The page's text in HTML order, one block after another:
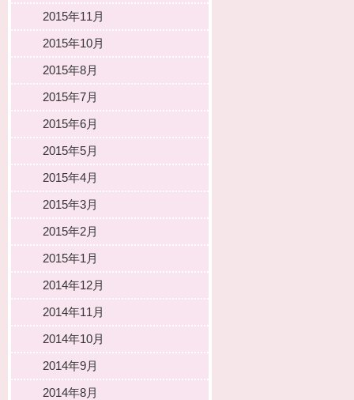
2015年11月
2015年10月
2015年8月
2015年7月
2015年6月
2015年5月
2015年4月
2015年3月
2015年2月
2015年1月
2014年12月
2014年11月
2014年10月
2014年9月
2014年8月